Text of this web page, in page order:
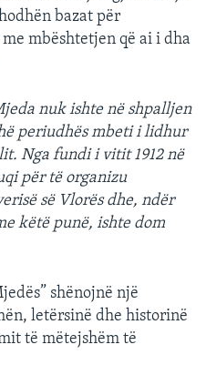
bazat për
mbështetjen që ai i dha
nuk ishte në shpalljen
periudhës mbeti i lidhur
Nga fundi i vitit 1912 në
për të organizu
së Vlorës dhe, ndër
këtë punë, ishte dom
shënojnë një
letërsinë dhe historinë
të mëtejshëm të